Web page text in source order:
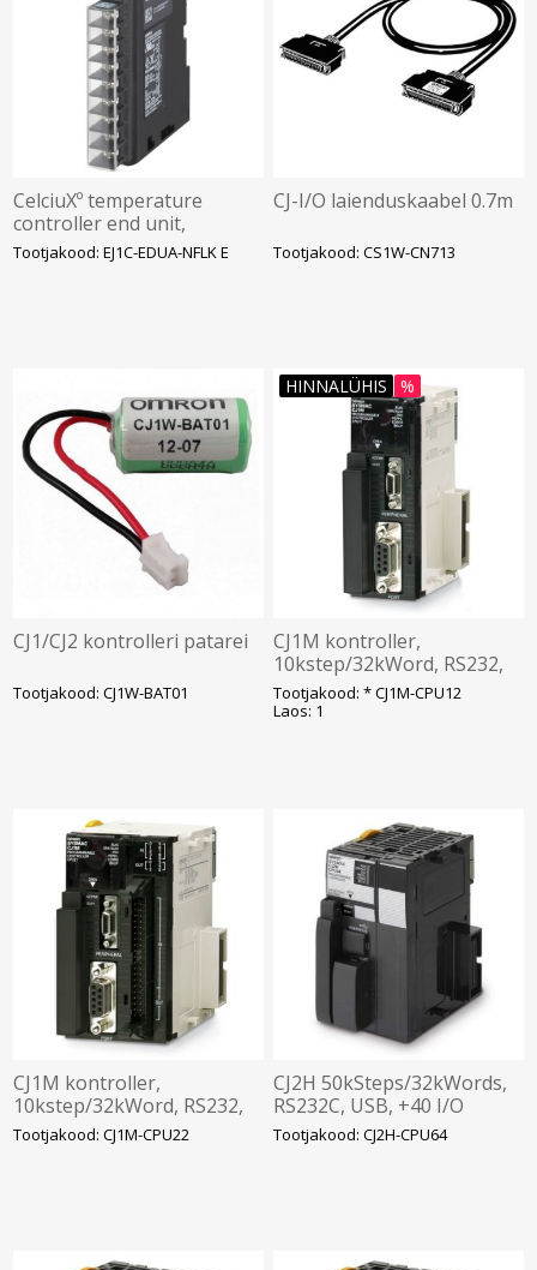
CelciuXº temperature
controller end unit,
connects up to 16 x basic &
high function units, Omron
Tootjakood: EJ1C-EDUA-NFLK E
CJ-I/O laienduskaabel 0.7m
Tootjakood: CS1W-CN713
CJ1/CJ2 kontrolleri patarei
Tootjakood: CJ1W-BAT01
HINNALÜHIS %
CJ1M kontroller,
10kstep/32kWord, RS232,
peripheral port, +10 I/O
Tootjakood: * CJ1M-CPU12
Laos: 1
CJ1M kontroller,
10kstep/32kWord, RS232,
peripheral port, +10 I/O,
pulse, encoder funkt.
Tootjakood: CJ1M-CPU22
CJ2H 50kSteps/32kWords,
RS232C, USB, +40 I/O
Tootjakood: CJ2H-CPU64